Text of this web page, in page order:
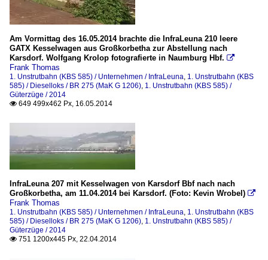
Am Vormittag des 16.05.2014 brachte die InfraLeuna 210 leere
GATX Kesselwagen aus Großkorbetha zur Abstellung nach
Karsdorf. Wolfgang Krolop fotografierte in Naumburg Hbf. 
Frank Thomas
1. Unstrutbahn (KBS 585) / Unternehmen / InfraLeuna 1. Unstrutbahn (KBS
585) / Dieselloks / BR 275 (MaK G 1206) 1. Unstrutbahn (KBS 585) /
Güterzüge / 2014
 649 499x462 Px, 16.05.2014
InfraLeuna 207 mit Kesselwagen von Karsdorf Bbf nach nach
Großkorbetha, am 11.04.2014 bei Karsdorf. (Foto: Kevin Wrobel) 
Frank Thomas
1. Unstrutbahn (KBS 585) / Unternehmen / InfraLeuna 1. Unstrutbahn (KBS
585) / Dieselloks / BR 275 (MaK G 1206) 1. Unstrutbahn (KBS 585) /
Güterzüge / 2014
 751 1200x445 Px, 22.04.2014